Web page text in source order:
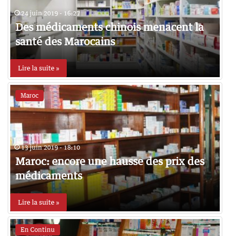
24 juin 2019 - 16:27
Des médicaments chinois menacent la
santé des Marocains
Lire la suite »
Maroc
13 juin 2019 - 18:10
Maroc: encore une hausse des prix des
médicaments
Lire la suite »
En Continu